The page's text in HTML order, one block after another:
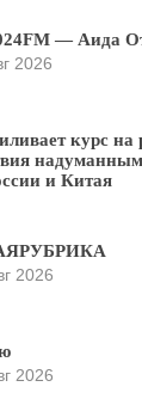
— Аида
2026
курс на
и Китая
2026
2026